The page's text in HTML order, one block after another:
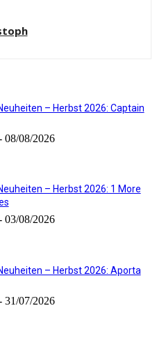
– Herbst 2026: Captain
08/08/2026
– Herbst 2026: 1 More
03/08/2026
– Herbst 2026: Aporta
31/07/2026